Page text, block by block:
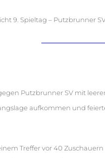
9. Spieltag – Putzbrunner
Putzbrunner SV mit
aufkommen und
Treffer vor 40